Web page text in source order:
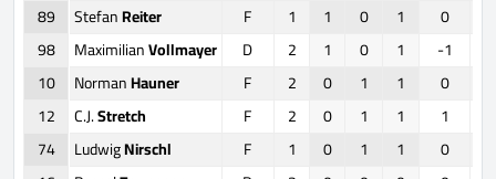
89
StefanReiter F 1 1 0 1 0
98
MaximilianVollmayer D 2 1 0 1 -1
10
NormanHauner F 2 0 1 1 0
12
C.J.Stretch F 2 0 1 1 1
74
LudwigNirschl F 1 0 1 1 0